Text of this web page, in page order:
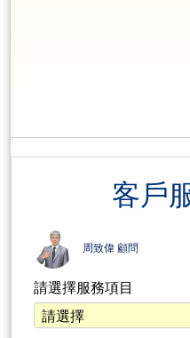
客戶
周致偉 顧問
請選擇服務項目